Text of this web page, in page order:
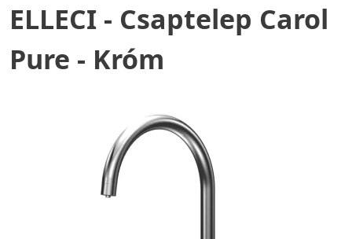
ELLECI - Csaptelep Carol
Pure - Króm